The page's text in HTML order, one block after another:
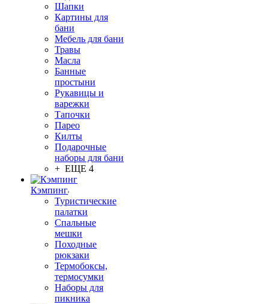
Шапки
Картины для
бани
Мебель для бани
Травы
Масла
Банные
простыни
Рукавицы и
варежки
Тапочки
Парео
Килты
Подарочные
наборы для бани
+ ЕЩЕ 4
Кэмпинг
Туристические
палатки
Спальные
мешки
Походные
рюкзаки
Термобоксы,
термосумки
Наборы для
пикника